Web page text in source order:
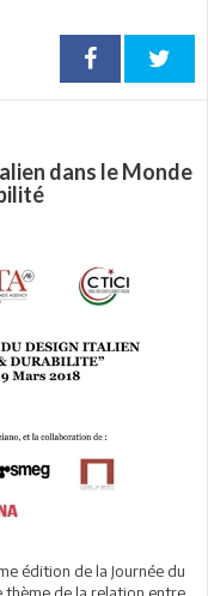
dans le Monde
édition de la Journée du